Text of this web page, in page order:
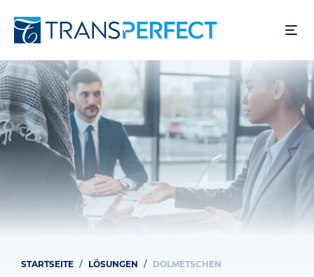
zum
Pfadnavigation
STARTSEITE LÖSUNGEN DOLMETSCHEN